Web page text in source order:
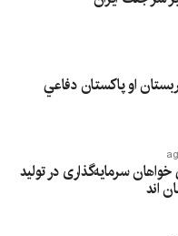
او پاکستان دفاعي
سرمایه‌گذاری در تولید
اند